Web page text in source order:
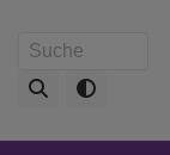
zum
Suche